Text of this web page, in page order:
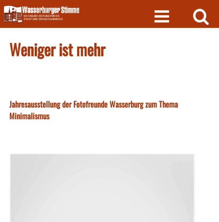
Skip
to
content
Weniger ist mehr
Jahresausstellung der Fotofreunde Wasserburg zum Thema
Minimalismus